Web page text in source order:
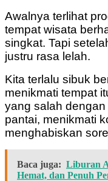
Awalnya terlihat
tempat wisata
singkat. Tapi
justru rasa lelah.
Kita terlalu sibuk
menikmati tempat
yang salah
pantai, menikmati
menghabiskan
Baca juga: Liburan
Hemat, dan Penuh